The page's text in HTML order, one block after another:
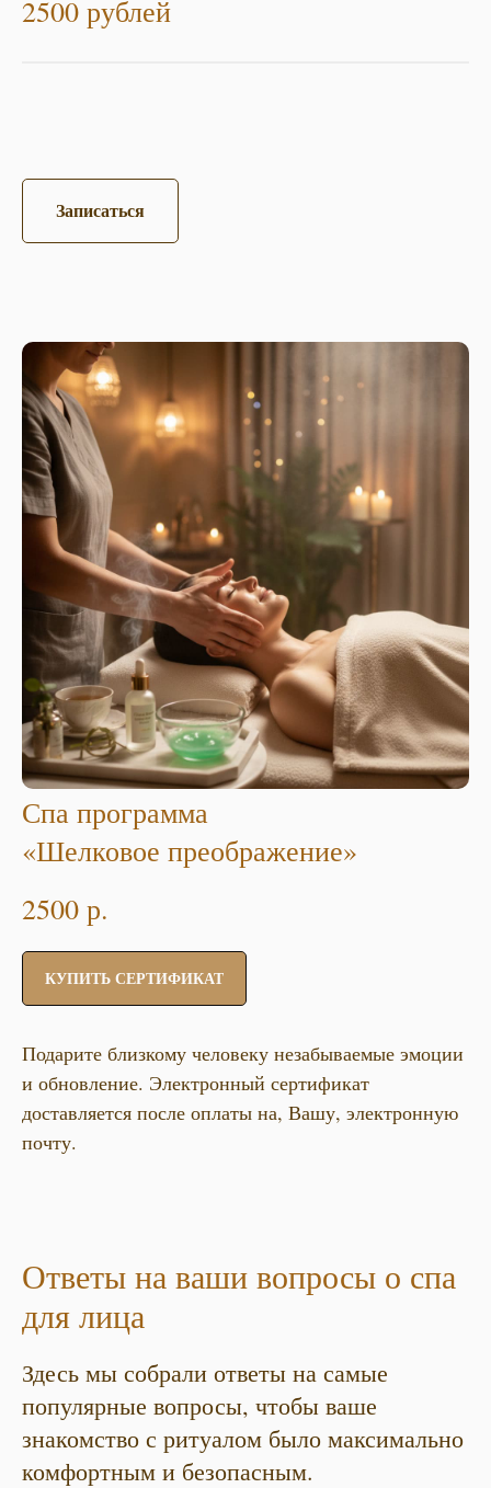
2500 рублей
Записаться
Спа программа
«Шелковое преображение»
2500 р.
КУПИТЬ СЕРТИФИКАТ
Подарите близкому человеку незабываемые эмоции
и обновление. Электронный сертификат
доставляется после оплаты на, Вашу, электронную
почту.
Ответы на ваши вопросы о спа
для лица
Здесь мы собрали ответы на самые
популярные вопросы, чтобы ваше
знакомство с ритуалом было максимально
комфортным и безопасным.